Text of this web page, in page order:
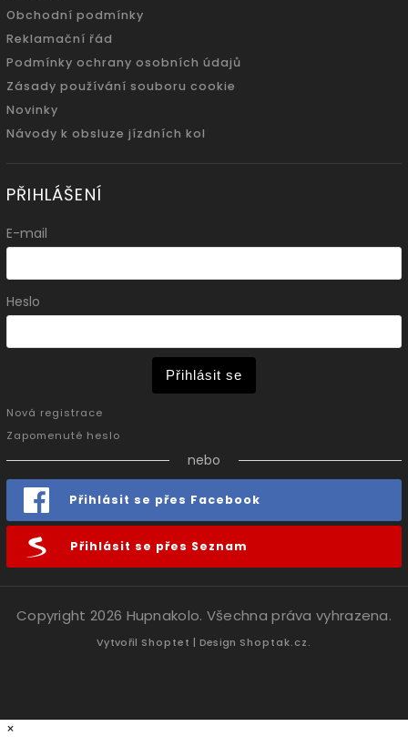
Obchodní podmínky
Reklamační řád
Podmínky ochrany osobních údajů
Zásady používání souboru cookie
Novinky
Návody k obsluze jízdních kol
PŘIHLÁŠENÍ
E-mail
Heslo
Přihlásit se
Nová registrace
Zapomenuté heslo
nebo
Přihlásit se přes Facebook
Přihlásit se přes Seznam
Copyright 2026 Hupnakolo. Všechna práva vyhrazena.
Vytvořil Shoptet | Design Shoptak.cz.
×